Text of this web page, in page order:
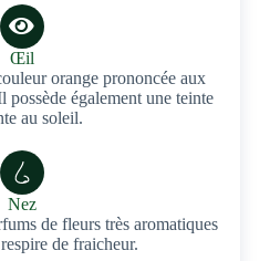
Œil
orange prononcée aux
possède également une teinte
au soleil.
Nez
de fleurs très aromatiques
de fraicheur.